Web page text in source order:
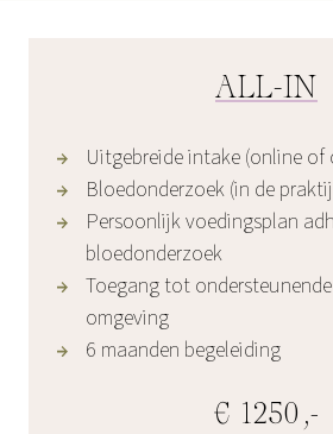
ALL-IN
Uitgebreide intake (online of
Bloedonderzoek (in de
Persoonlijk voedingsplan
bloedonderzoek
Toegang tot
omgeving
6 maanden begeleiding
€ 1250,-